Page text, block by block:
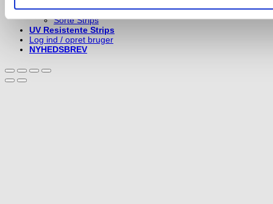
Røde Strips
Sorte Strips
UV Resistente Strips
Log ind / opret bruger
NYHEDSBREV